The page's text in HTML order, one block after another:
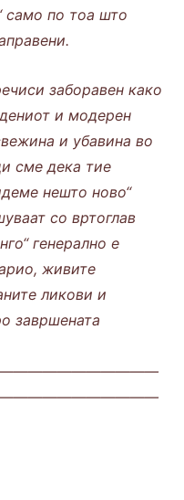
само по тоа што
заборавен како
и модерен
и убавина во
сме дека тие
нешто ново“
со вртоглав
генерално е
живите
ликови и
завршената